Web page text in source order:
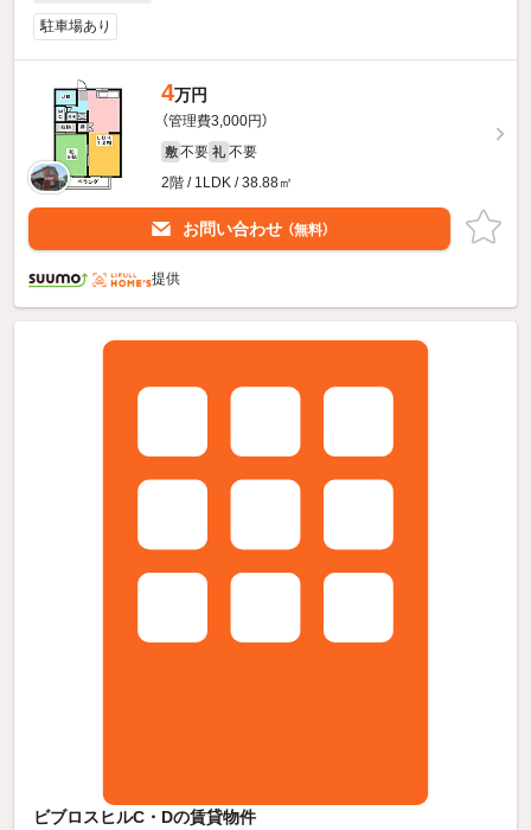
駐車場あり
4万円
（管理費3,000円）
敷 不要 礼 不要
2階 / 1LDK / 38.88㎡
お問い合わせ （無料）
提供
ビブロスヒルC・Dの賃貸物件